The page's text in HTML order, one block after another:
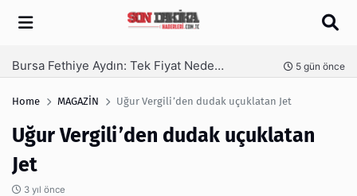
Arama
SEO Hizmeti Alırken Kandırılmamak İçin Bilinmesi Gerekenler 6 gün önce
Home MAGAZİN Uğur Vergili’den dudak uçuklatan Jet
Uğur Vergili’den dudak uçuklatan
Jet
3 yıl önce